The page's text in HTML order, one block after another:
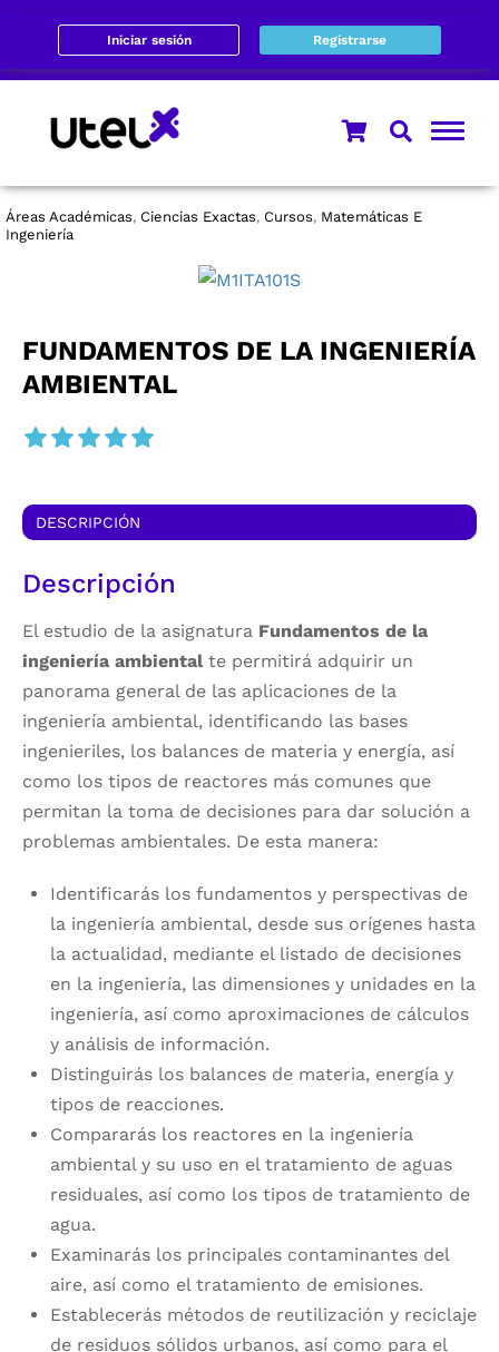
Iniciar sesión Registrarse
Áreas Académicas, Ciencias Exactas, Cursos, Matemáticas E
Ingeniería
FUNDAMENTOS DE LA INGENIERÍA
AMBIENTAL
DESCRIPCIÓN
Descripción
El estudio de la asignatura Fundamentos de la
ingeniería ambiental te permitirá adquirir un
panorama general de las aplicaciones de la
ingeniería ambiental, identificando las bases
ingenieriles, los balances de materia y energía, así
como los tipos de reactores más comunes que
permitan la toma de decisiones para dar solución a
problemas ambientales. De esta manera:
Identificarás los fundamentos y perspectivas de
la ingeniería ambiental, desde sus orígenes hasta
la actualidad, mediante el listado de decisiones
en la ingeniería, las dimensiones y unidades en la
ingeniería, así como aproximaciones de cálculos
y análisis de información.
Distinguirás los balances de materia, energía y
tipos de reacciones.
Compararás los reactores en la ingeniería
ambiental y su uso en el tratamiento de aguas
residuales, así como los tipos de tratamiento de
agua.
Examinarás los principales contaminantes del
aire, así como el tratamiento de emisiones.
Establecerás métodos de reutilización y reciclaje
de residuos sólidos urbanos, así como para el